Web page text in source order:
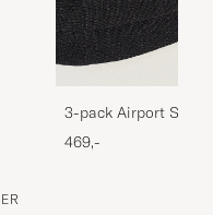
3-pack Airport
Melange
469,-